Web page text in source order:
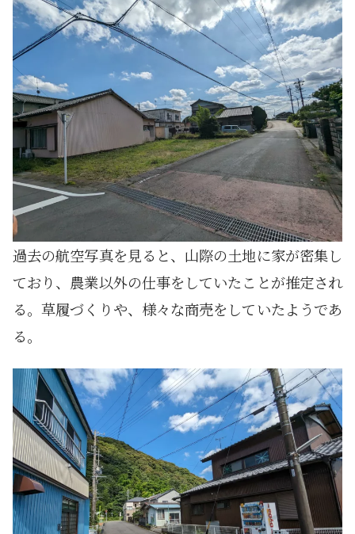
過去の航空写真を見ると、山際の土地に家が密集し
ており、農業以外の仕事をしていたことが推定され
る。草履づくりや、様々な商売をしていたようであ
る。